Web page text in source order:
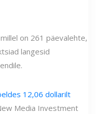
on 261 päevalehte,
langesid
12,06 dollarilt
Media Investment